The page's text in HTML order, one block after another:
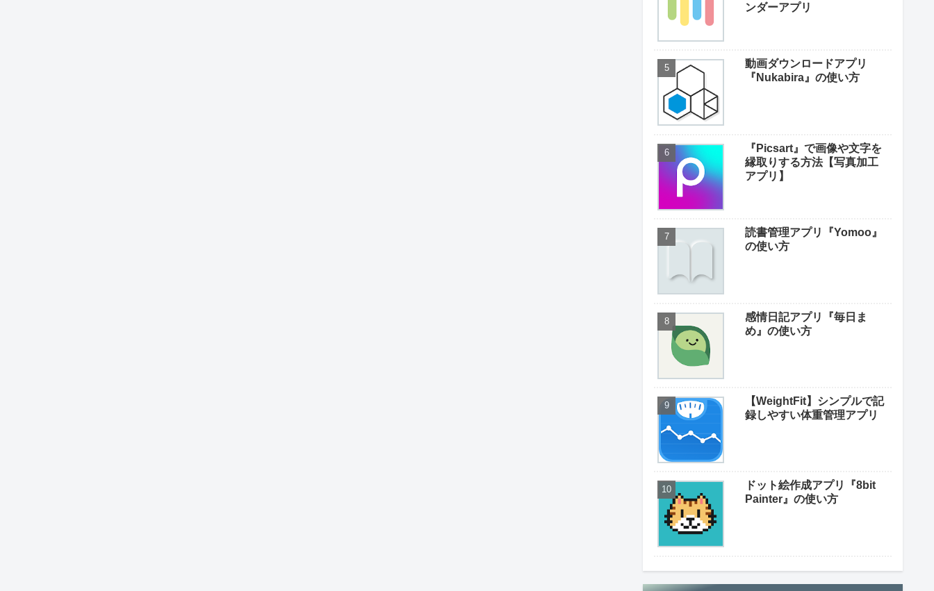
ンダーアプリ
動画ダウンロードアプリ
『Nukabira』の使い方
『Picsart』で画像や文字を
縁取りする方法【写真加工
アプリ】
読書管理アプリ『Yomoo』
の使い方
感情日記アプリ『毎日ま
め』の使い方
【WeightFit】シンプルで記
録しやすい体重管理アプリ
ドット絵作成アプリ『8bit
Painter』の使い方